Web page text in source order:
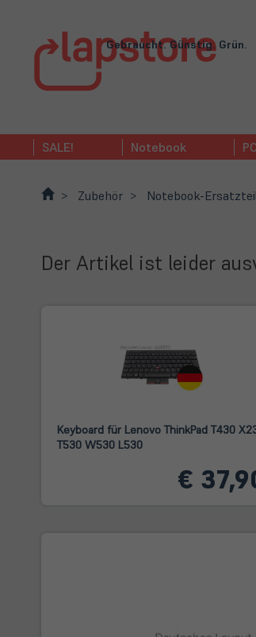
Gebraucht. Günstig. Grün.
SALE! Notebook
Zubehör Notebook-
Der Artikel ist leider
Keyboard für Lenovo ThinkPad T430
T530 W530 L530
€